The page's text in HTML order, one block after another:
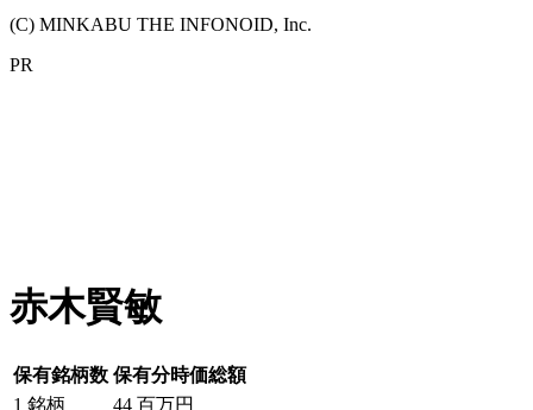
(C) MINKABU THE INFONOID, Inc.
PR
赤木賢敏
保有銘柄数 保有分時価総額
1 銘柄 44 百万円